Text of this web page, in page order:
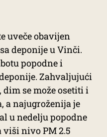
uveče obavijen
deponije u Vinči.
popodne i
Zahvaljujući
se može osetiti i
a najugroženija je
u nedelju popodne
nivo PM 2.5